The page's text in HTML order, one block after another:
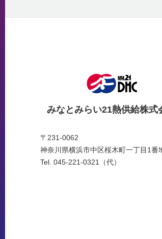
みなとみらい21熱供給株式
〒231-0062
神奈川県横浜市中区桜木町一丁目1番
Tel. 045-221-0321（代）